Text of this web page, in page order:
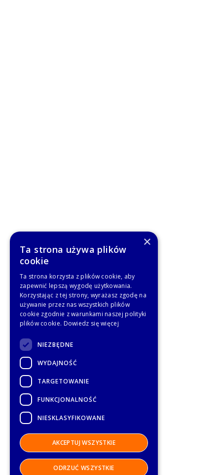
×
Ta strona używa plików
cookie
Ta strona korzysta z plików cookie, aby
zapewnić lepszą wygodę użytkowania.
Korzystając z tej strony, wyrażasz zgodę na
używanie przez nas wszystkich plików
cookie zgodnie z warunkami naszej polityki
plików cookie. Dowiedz się więcej
NIEZBĘDNE
WYDAJNOŚĆ
TARGETOWANIE
FUNKCJONALNOŚĆ
NIESKLASYFIKOWANE
AKCEPTUJ WSZYSTKIE
ODRZUĆ WSZYSTKIE